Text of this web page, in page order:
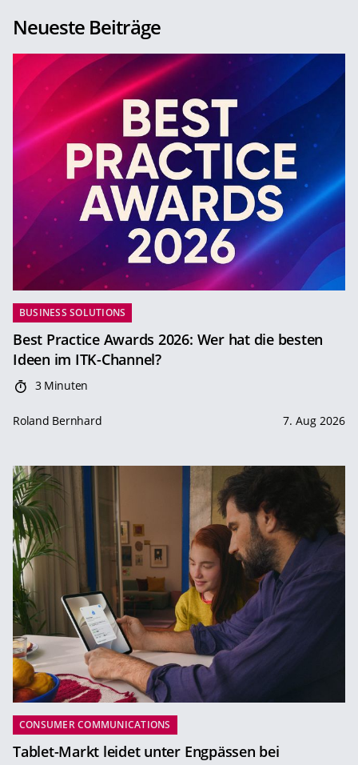
Neueste Beiträge
BUSINESS SOLUTIONS
Best Practice Awards 2026: Wer hat die besten
Ideen im ITK-Channel?
3 Minuten
Roland Bernhard 7. Aug 2026
CONSUMER COMMUNICATIONS
Tablet-Markt leidet unter Engpässen bei